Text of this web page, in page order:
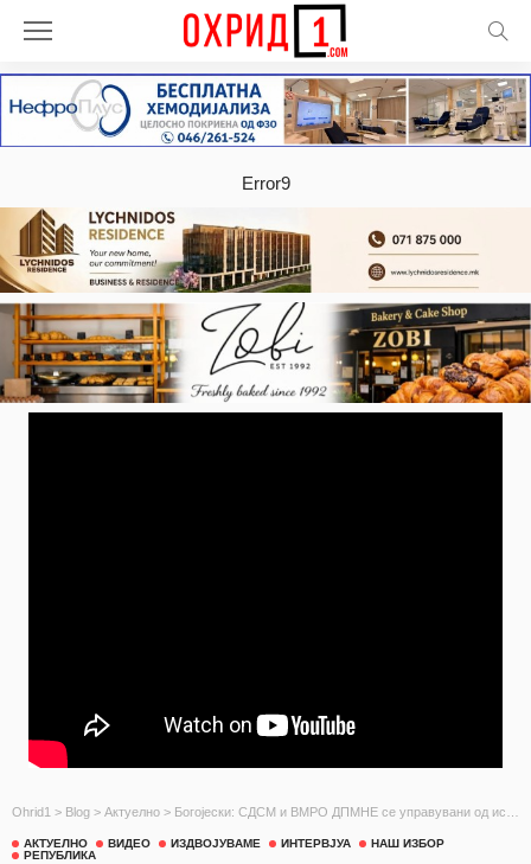
Error9
Ohrid1 > Blog > Актуелно > Богојески: СДСМ и ВМРО ДПМНЕ се управувани од ист мафијашки центар
АКТУЕЛНО ВИДЕО ИЗДВОЈУВАМЕ ИНТЕРВЈУА
НАШ ИЗБОР
РЕПУБЛИКА